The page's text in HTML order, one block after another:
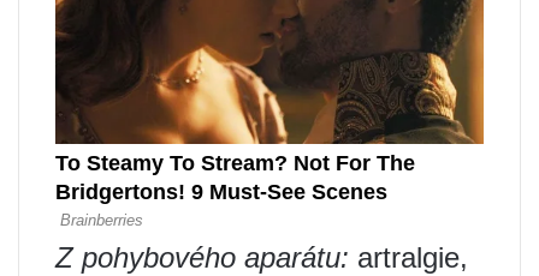
Z pohybového aparátu: artralgie,